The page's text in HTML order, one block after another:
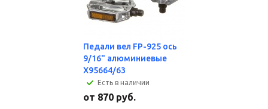
Педали вел FP-925 ось
9/16" алюминиевые
X95664/63
Есть в наличии
от 870 руб.